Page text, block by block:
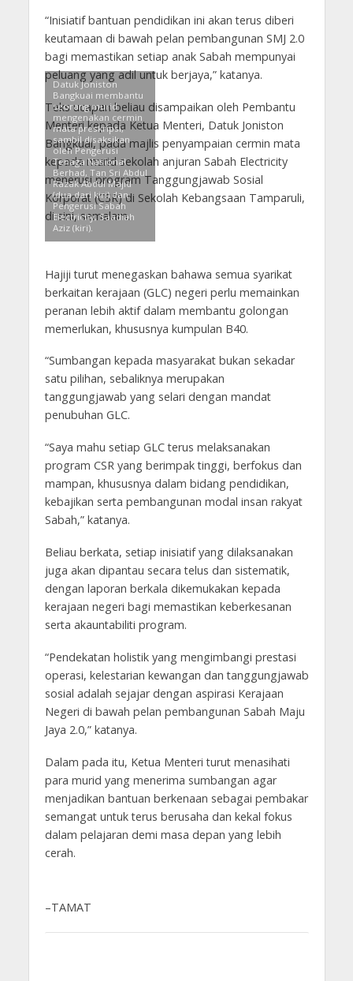
“Inisiatif bantuan pendidikan ini akan terus diberi
keutamaan di bawah pelan pembangunan SMJ 2.0
bagi memastikan setiap anak Sabah mempunyai
peluang yang adil untuk berjaya,” katanya.
Teks ucapan beliau disampaikan oleh Pembantu
Menteri kepada Ketua Menteri, Datuk Joniston
Bangkuai, pada majlis penyampaian cermin mata
kepada murid sekolah anjuran Sabah Electricity
menerusi program Tanggungjawab Sosial
Korporat (CSR) di Sekolah Kebangsaan Tamparuli,
di sini, semalam.
Datuk Joniston
Bangkuai membantu
seorang murid
mengenakan cermin
mata preskripsi,
sambil disaksikan
oleh Pengerusi
Tenaga Nasional
Berhad, Tan Sri Abdul
Razak Abdul Majid
(dua dari kiri) dan
Pengerusi Sabah
Electricity, Saadiah
Aziz (kiri).
Hajiji turut menegaskan bahawa semua syarikat
berkaitan kerajaan (GLC) negeri perlu memainkan
peranan lebih aktif dalam membantu golongan
memerlukan, khususnya kumpulan B40.
“Sumbangan kepada masyarakat bukan sekadar
satu pilihan, sebaliknya merupakan
tanggungjawab yang selari dengan mandat
penubuhan GLC.
“Saya mahu setiap GLC terus melaksanakan
program CSR yang berimpak tinggi, berfokus dan
mampan, khususnya dalam bidang pendidikan,
kebajikan serta pembangunan modal insan rakyat
Sabah,” katanya.
Beliau berkata, setiap inisiatif yang dilaksanakan
juga akan dipantau secara telus dan sistematik,
dengan laporan berkala dikemukakan kepada
kerajaan negeri bagi memastikan keberkesanan
serta akauntabiliti program.
“Pendekatan holistik yang mengimbangi prestasi
operasi, kelestarian kewangan dan tanggungjawab
sosial adalah sejajar dengan aspirasi Kerajaan
Negeri di bawah pelan pembangunan Sabah Maju
Jaya 2.0,” katanya.
Dalam pada itu, Ketua Menteri turut menasihati
para murid yang menerima sumbangan agar
menjadikan bantuan berkenaan sebagai pembakar
semangat untuk terus berusaha dan kekal fokus
dalam pelajaran demi masa depan yang lebih
cerah.
–TAMAT